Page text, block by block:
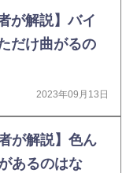
が解説】バイ
だけ曲がるの
2023年09月13日
が解説】色ん
あるのはな